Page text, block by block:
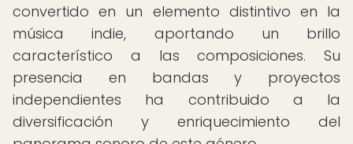
convertido en un elemento distintivo en la
música indie, aportando un brillo
característico a las composiciones. Su
presencia en bandas y proyectos
independientes ha contribuido a la
diversificación y enriquecimiento del